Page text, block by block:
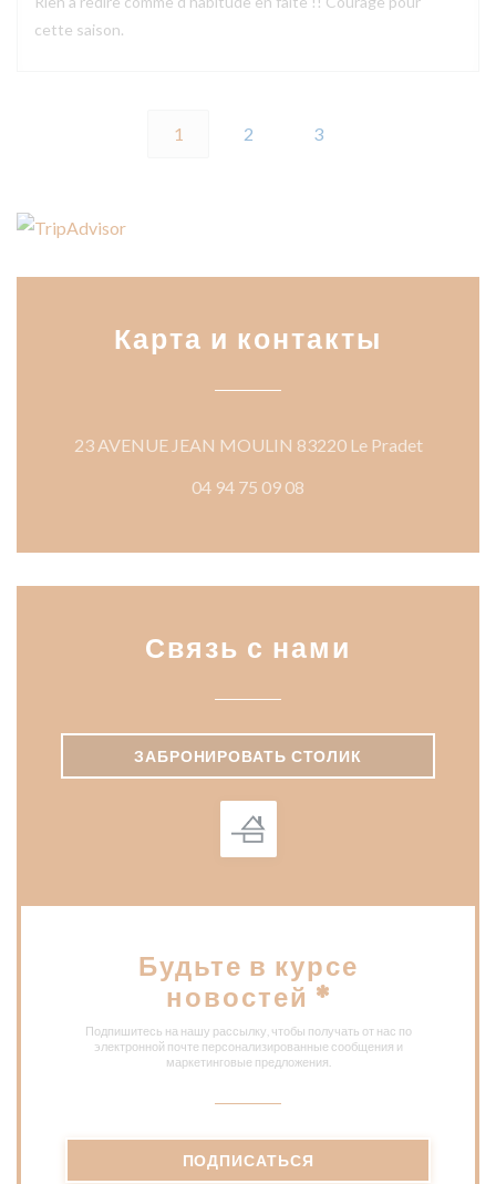
cette saison.
1 2 3
Карта и контакты
23 AVENUE JEAN MOULIN 83220 Le Pradet
04 94 75 09 08
Связь с нами
ЗАБРОНИРОВАТЬ СТОЛИК
Будьте в курсе
новостей *
Подпишитесь на нашу рассылку, чтобы получать от нас по
электронной почте персонализированные сообщения и
маркетинговые предложения.
ПОДПИСАТЬСЯ